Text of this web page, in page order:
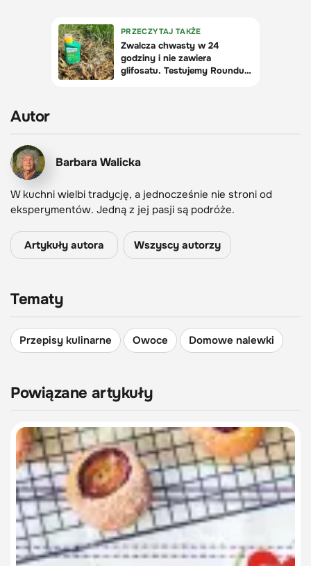
Autor
Barbara Walicka
W kuchni wielbi tradycję, a jednocześnie nie stroni od
eksperymentów. Jedną z jej pasji są podróże.
Artykuły autora Wszyscy autorzy
Tematy
Przepisy kulinarne Owoce Domowe nalewki
Powiązane artykuły